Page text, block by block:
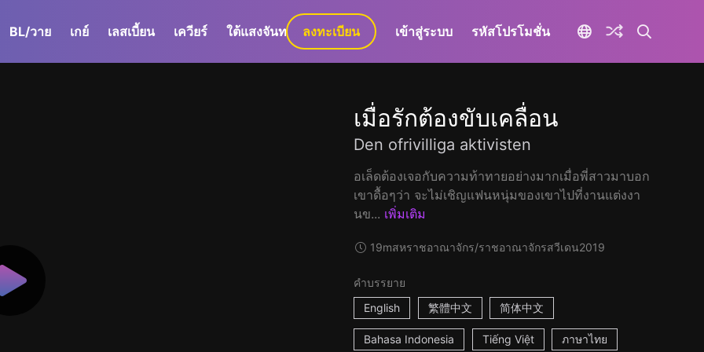
BL/วาย เกย์ เลสเบี้ยน เควียร์ ใต้แสงจันทร์ GaLa+
ลงทะเบียน เข้าสู่ระบบ รหัสโปรโมชั่น
เมื่อรักต้องขับเคลื่อน
Den ofrivilliga aktivisten
อเล็ดต้องเจอกับความท้าทายอย่างมากเมื่อพี่สาวมาบอก
เขาดื้อๆว่า จะไม่เชิญแฟนหนุ่มของเขาไปที่งานแต่งงา
นข... เพิ่มเติม
19mสหราชอาณาจักร/ราชอาณาจักรสวีเดน2019
คำบรรยาย
English
繁體中文 简体中文
Bahasa Indonesia Tiếng Việt ภาษาไทย